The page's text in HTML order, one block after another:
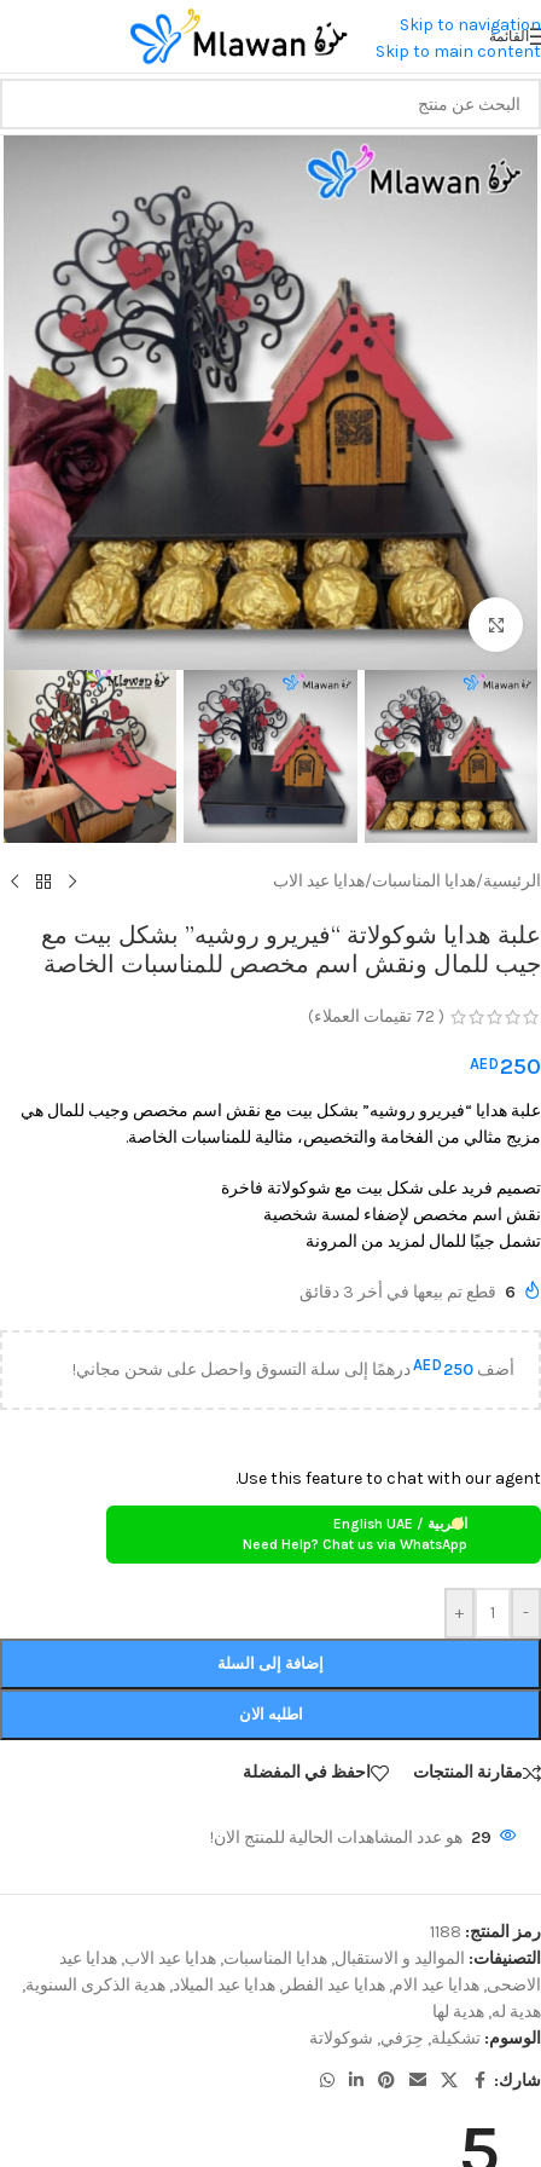
Skip to navigation
Skip to main content
القائمة
Click to enlarge
الرئيسية/هدايا المناسبات/هدايا عيد الاب
علبة هدايا شوكولاتة “فيريرو روشيه” بشكل بيت مع
جيب للمال ونقش اسم مخصص للمناسبات الخاصة
(
72 تقيمات العملاء)
AED 250
علبة هدايا “فيريرو روشيه” بشكل بيت مع نقش اسم مخصص وجيب للمال هي
مزيج مثالي من الفخامة والتخصيص، مثالية للمناسبات الخاصة.
تصميم فريد على شكل بيت مع شوكولاتة فاخرة
نقش اسم مخصص لإضفاء لمسة شخصية
تشمل جيبًا للمال لمزيد من المرونة
6 قطع تم بيعها في أخر 3 دقائق
أضف AED 250 درهمًا إلى سلة التسوق واحصل على شحن مجاني!
-
+
Use this feature to chat with our agent.
العربية / English UAE
Need Help? Chat us via WhatsApp
إضافة إلى السلة
اطلبه الان
مقارنة المنتجات احفظ في المفضلة
29 هو عدد المشاهدات الحالية للمنتج الان!
رمز المنتج: 1188
التصنيفات: المواليد و الاستقبال, هدايا المناسبات, هدايا عيد الاب, هدايا عيد
الاضحى, هدايا عيد الام, هدايا عيد الفطر , هدايا عيد الميلاد, هدية الذكرى السنوية,
هدية له, هدية لها
الوسوم: تشكيلة, حِرَفي, شوكولاتة
شارك: